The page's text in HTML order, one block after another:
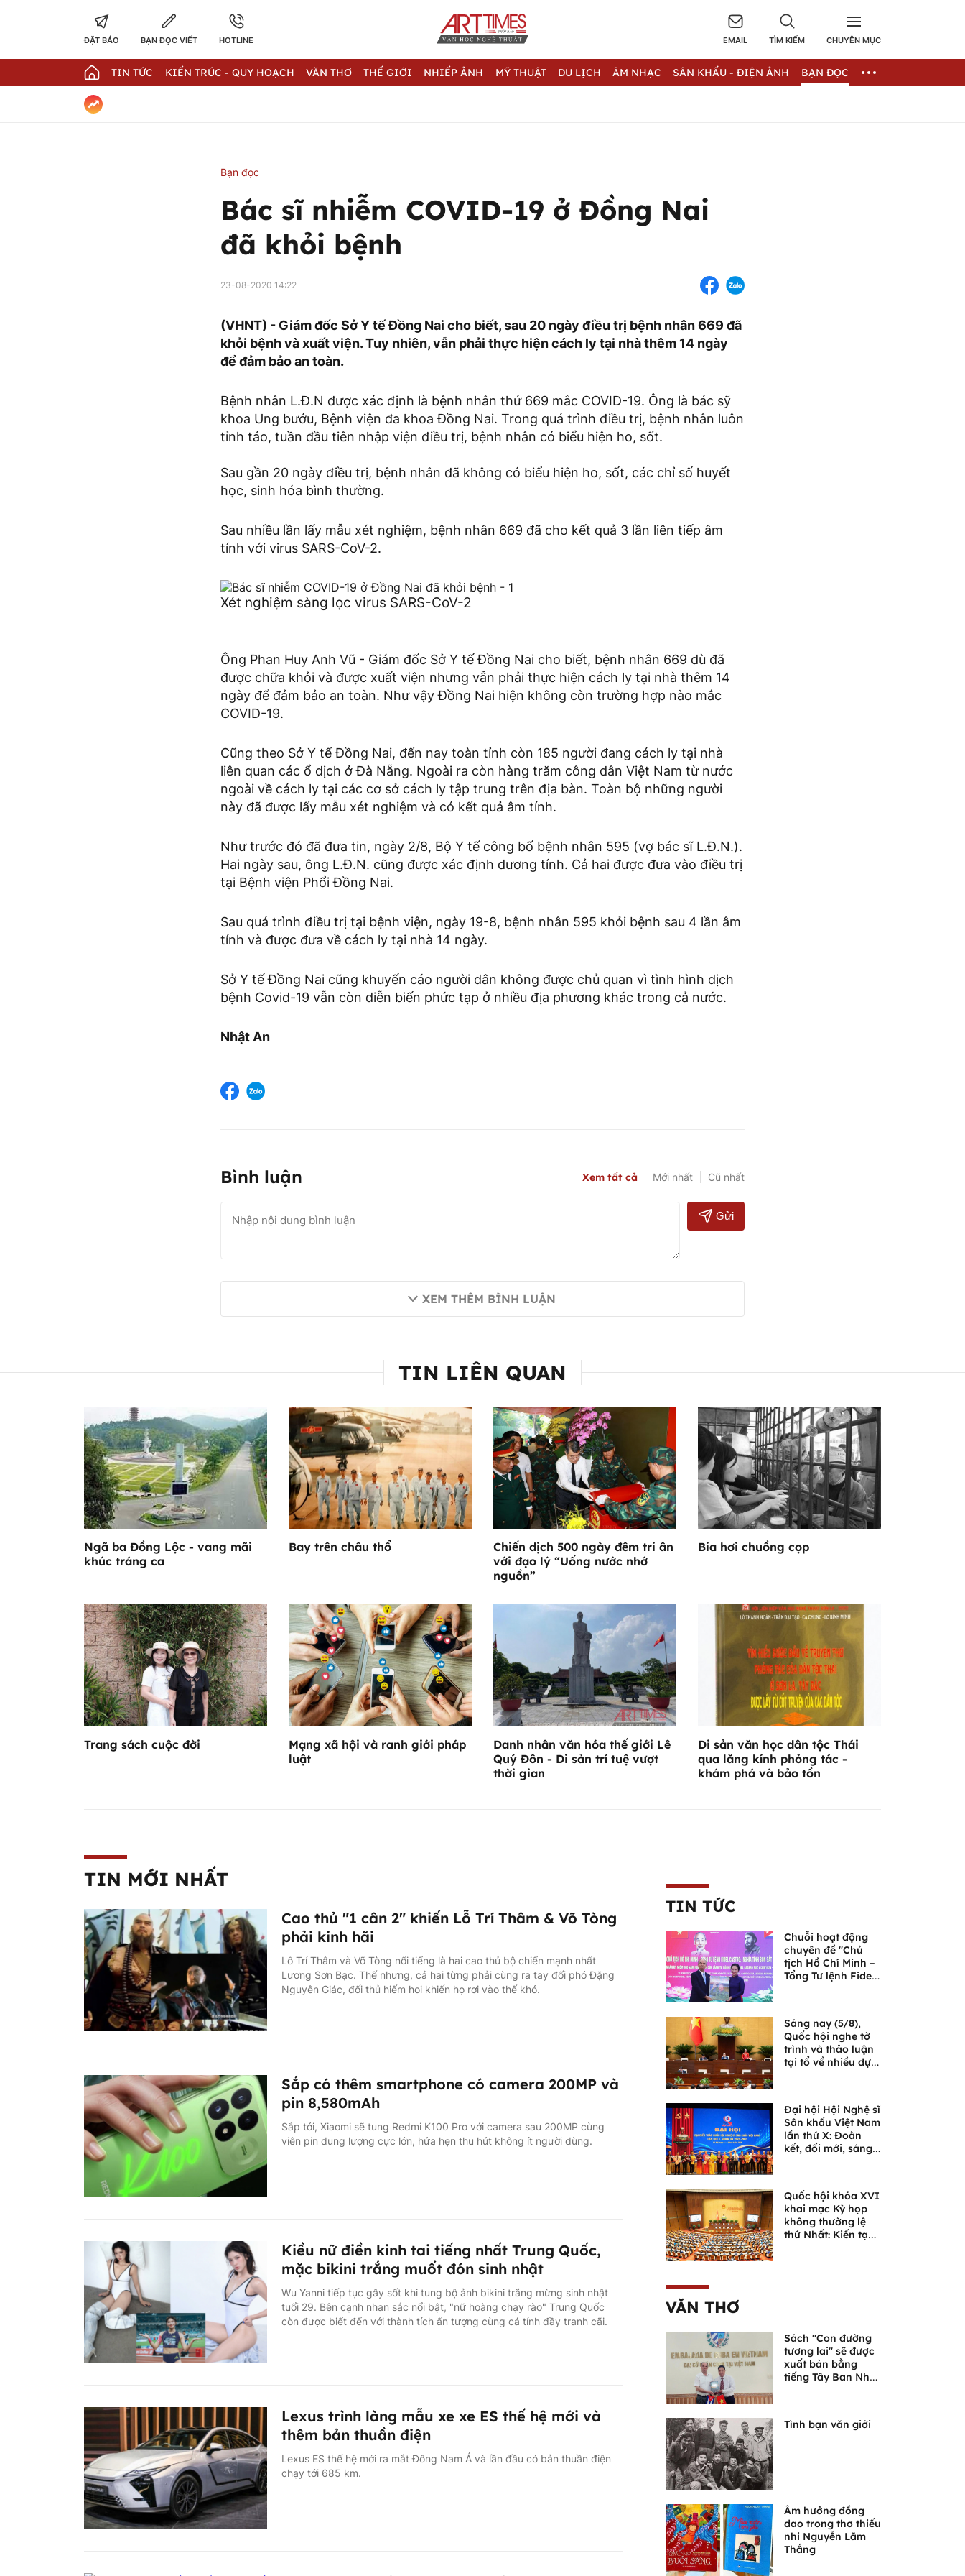
ĐẶT BÁO BẠN ĐỌC VIẾT HOTLINE EMAIL TÌM KIẾM CHUYÊN MỤC
TIN TỨC KIẾN TRÚC - QUY HOẠCH VĂN THƠ THẾ GIỚI NHIẾP ẢNH MỸ THUẬT DU LỊCH ÂM NHẠC SÂN KHẤU - ĐIỆN ẢNH BẠN ĐỌC
Bạn đọc
Bác sĩ nhiễm COVID-19 ở Đồng Nai
đã khỏi bệnh
23-08-2020 14:22
(VHNT) - Giám đốc Sở Y tế Đồng Nai cho biết, sau 20 ngày điều trị bệnh nhân 669 đã
khỏi bệnh và xuất viện. Tuy nhiên, vẫn phải thực hiện cách ly tại nhà thêm 14 ngày
để đảm bảo an toàn.
Bệnh nhân L.Đ.N được xác định là bệnh nhân thứ 669 mắc COVID-19. Ông là bác sỹ
khoa Ung bướu, Bệnh viện đa khoa Đồng Nai. Trong quá trình điều trị, bệnh nhân luôn
tỉnh táo, tuần đầu tiên nhập viện điều trị, bệnh nhân có biểu hiện ho, sốt.
Sau gần 20 ngày điều trị, bệnh nhân đã không có biểu hiện ho, sốt, các chỉ số huyết
học, sinh hóa bình thường.
Sau nhiều lần lấy mẫu xét nghiệm, bệnh nhân 669 đã cho kết quả 3 lần liên tiếp âm
tính với virus SARS-CoV-2.
Xét nghiệm sàng lọc virus SARS-CoV-2
Ông Phan Huy Anh Vũ - Giám đốc Sở Y tế Đồng Nai cho biết, bệnh nhân 669 dù đã
được chữa khỏi và được xuất viện nhưng vẫn phải thực hiện cách ly tại nhà thêm 14
ngày để đảm bảo an toàn. Như vậy Đồng Nai hiện không còn trường hợp nào mắc
COVID-19.
Cũng theo Sở Y tế Đồng Nai, đến nay toàn tỉnh còn 185 người đang cách ly tại nhà
liên quan các ổ dịch ở Đà Nẵng. Ngoài ra còn hàng trăm công dân Việt Nam từ nước
ngoài về cách ly tại các cơ sở cách ly tập trung trên địa bàn. Toàn bộ những người
này đã được lấy mẫu xét nghiệm và có kết quả âm tính.
Như trước đó đã đưa tin, ngày 2/8, Bộ Y tế công bố bệnh nhân 595 (vợ bác sĩ L.Đ.N.).
Hai ngày sau, ông L.Đ.N. cũng được xác định dương tính. Cả hai được đưa vào điều trị
tại Bệnh viện Phổi Đồng Nai.
Sau quá trình điều trị tại bệnh viện, ngày 19-8, bệnh nhân 595 khỏi bệnh sau 4 lần âm
tính và được đưa về cách ly tại nhà 14 ngày.
Sở Y tế Đồng Nai cũng khuyến cáo người dân không được chủ quan vì tình hình dịch
bệnh Covid-19 vẫn còn diễn biến phức tạp ở nhiều địa phương khác trong cả nước.
Nhật An
Bình luận Xem tất cả Mới nhất Cũ nhất
Gửi
XEM THÊM BÌNH LUẬN
TIN LIÊN QUAN
Ngã ba Đồng Lộc - vang mãi
khúc tráng ca
Bay trên châu thổ
Chiến dịch 500 ngày đêm tri ân
với đạo lý “Uống nước nhớ
nguồn”
Bia hơi chuồng cọp
Trang sách cuộc đời
Mạng xã hội và ranh giới pháp
luật
Danh nhân văn hóa thế giới Lê
Quý Đôn - Di sản trí tuệ vượt
thời gian
Di sản văn học dân tộc Thái
qua lăng kính phỏng tác -
khám phá và bảo tồn
TIN MỚI NHẤT
Cao thủ "1 cân 2" khiến Lỗ Trí Thâm & Võ Tòng
phải kinh hãi
Lỗ Trí Thâm và Võ Tòng nổi tiếng là hai cao thủ bộ chiến mạnh nhất
Lương Sơn Bạc. Thế nhưng, cả hai từng phải cùng ra tay đối phó Đặng
Nguyên Giác, đối thủ hiếm hoi khiến họ rơi vào thế khó.
Sắp có thêm smartphone có camera 200MP và
pin 8,580mAh
Sắp tới, Xiaomi sẽ tung Redmi K100 Pro với camera sau 200MP cùng
viên pin dung lượng cực lớn, hứa hẹn thu hút không ít người dùng.
Kiều nữ điền kinh tai tiếng nhất Trung Quốc,
mặc bikini trắng muốt đón sinh nhật
Wu Yanni tiếp tục gây sốt khi tung bộ ảnh bikini trắng mừng sinh nhật
tuổi 29. Bên cạnh nhan sắc nổi bật, "nữ hoàng chạy rào" Trung Quốc
còn được biết đến với thành tích ấn tượng cùng cá tính đầy tranh cãi.
Lexus trình làng mẫu xe xe ES thế hệ mới và
thêm bản thuần điện
Lexus ES thế hệ mới ra mắt Đông Nam Á và lần đầu có bản thuần điện
chạy tới 685 km.
TIN TỨC
Chuỗi hoạt động
chuyên đề "Chủ
tịch Hồ Chí Minh –
Tổng Tư lệnh Fidel
Sáng nay (5/8),
Quốc hội nghe tờ
trình và thảo luận
tại tổ về nhiều dự
Đại hội Hội Nghệ sĩ
Sân khấu Việt Nam
lần thứ X: Đoàn
kết, đổi mới, sáng
đường phát triển
mới
Quốc hội khóa XVI
khai mạc Kỳ họp
không thường lệ
thứ Nhất: Kiến tạo
VĂN THƠ
Sách "Con đường
tương lai" sẽ được
xuất bản bằng
tiếng Tây Ban Nha
Tình bạn văn giới
Âm hưởng đồng
dao trong thơ thiếu
nhi Nguyễn Lãm
Thắng